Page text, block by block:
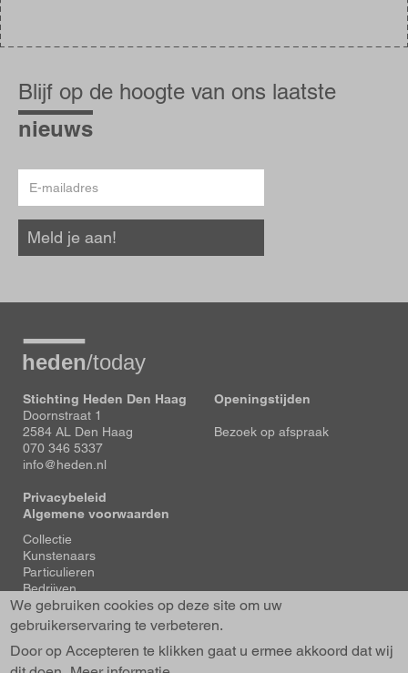
op
de
hoogte
Blijf op de hoogte van ons laatste
nieuws
mailadres
Meld je aan!
Stichting Heden Den Haag
Doornstraat 1
2584 AL Den Haag
070 346 5337
info@heden.nl
Privacybeleid
Algemene voorwaarden
Openingstijden
Bezoek op afspraak
Voet
Collectie
Kunstenaars
Particulieren
Bedrijven
Tentoonstellingen
Actueel
About us
We gebruiken cookies op deze site om uw
gebruikerservaring te verbeteren.
Door op Accepteren te klikken gaat u ermee akkoord dat wij